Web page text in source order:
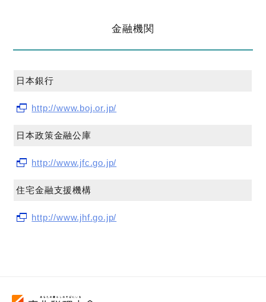
金融機関
日本銀行
http://www.boj.or.jp/
日本政策金融公庫
http://www.jfc.go.jp/
住宅金融支援機構
http://www.jhf.go.jp/